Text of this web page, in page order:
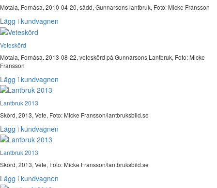
Motala, Fornåsa, 2010-04-20, sådd, Gunnarsons lantbruk, Foto: Micke Fransson
Lägg i kundvagnen
Veteskörd
Motala, Fornåsa. 2013-08-22, veteskörd på Gunnarsons Lantbruk, Foto: Micke
Fransson
Lägg i kundvagnen
Lantbruk 2013
Skörd, 2013, Vete, Foto: Micke Fransson/lantbruksbild.se
Lägg i kundvagnen
Lantbruk 2013
Skörd, 2013, Vete, Foto: Micke Fransson/lantbruksbild.se
Lägg i kundvagnen